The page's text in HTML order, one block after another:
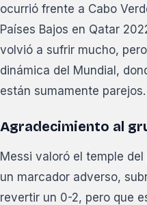
ocurrió frente a Cabo
Países Bajos en Qatar
volvió a sufrir mucho,
dinámica del Mundial,
están sumamente parejos.
Agradecimiento al
Messi valoró el temple
un marcador adverso,
revertir un 0-2, pero que